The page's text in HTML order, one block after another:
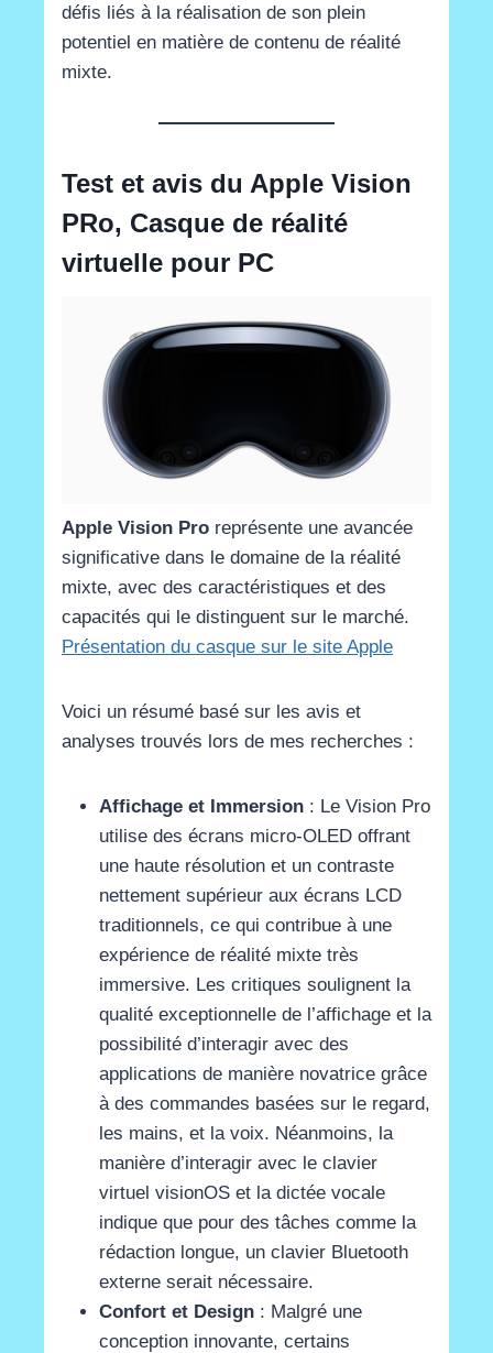
défis liés à la réalisation de son plein
potentiel en matière de contenu de réalité
mixte.
Test et avis du Apple Vision
PRo, Casque de réalité
virtuelle pour PC
Apple Vision Pro représente une avancée
significative dans le domaine de la réalité
mixte, avec des caractéristiques et des
capacités qui le distinguent sur le marché.
Présentation du casque sur le site Apple
Voici un résumé basé sur les avis et
analyses trouvés lors de mes recherches :
Affichage et Immersion : Le Vision Pro
utilise des écrans micro-OLED offrant
une haute résolution et un contraste
nettement supérieur aux écrans LCD
traditionnels, ce qui contribue à une
expérience de réalité mixte très
immersive. Les critiques soulignent la
qualité exceptionnelle de l’affichage et la
possibilité d’interagir avec des
applications de manière novatrice grâce
à des commandes basées sur le regard,
les mains, et la voix. Néanmoins, la
manière d’interagir avec le clavier
virtuel visionOS et la dictée vocale
indique que pour des tâches comme la
rédaction longue, un clavier Bluetooth
externe serait nécessaire​​.
Confort et Design : Malgré une
conception innovante, certains